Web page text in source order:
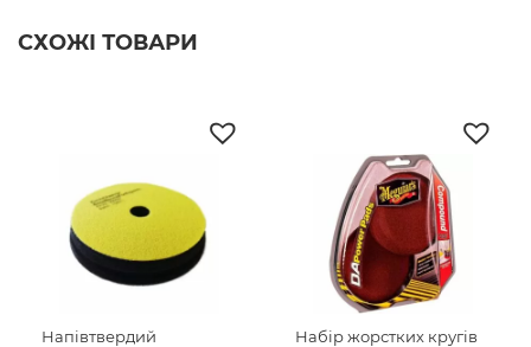
СХОЖІ ТОВАРИ
Напівтвердий
Набір жорстких кругів